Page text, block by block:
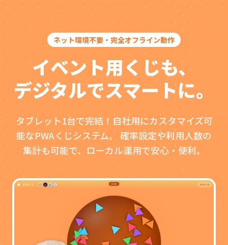
ネット環境不要・完全オフライン動作
イベント用くじも、
デジタルでスマートに。
タブレット1台で完結！自社用にカスタマイズ可
能なPWAくじシステム。 確率設定や利用人数の
集計も可能で、ローカル運用で安心・便利。